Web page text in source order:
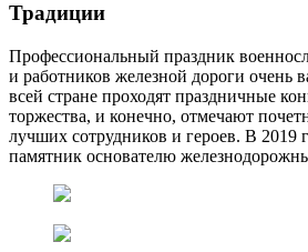
Традиции
Профессиональный праздник
и работников железной дороги очень
всей стране проходят праздничные
торжества, и конечно, отмечают
лучших сотрудников и героев. В 2019
памятник основателю